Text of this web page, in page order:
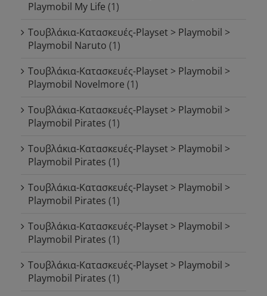
Playmobil My Life (1)
Τουβλάκια-Κατασκευές-Playset > Playmobil >
Playmobil Naruto (1)
Τουβλάκια-Κατασκευές-Playset > Playmobil >
Playmobil Novelmore (1)
Τουβλάκια-Κατασκευές-Playset > Playmobil >
Playmobil Pirates (1)
Τουβλάκια-Κατασκευές-Playset > Playmobil >
Playmobil Pirates (1)
Τουβλάκια-Κατασκευές-Playset > Playmobil >
Playmobil Pirates (1)
Τουβλάκια-Κατασκευές-Playset > Playmobil >
Playmobil Pirates (1)
Τουβλάκια-Κατασκευές-Playset > Playmobil >
Playmobil Pirates (1)